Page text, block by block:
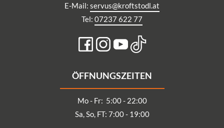
E-Mail: servus@kroftstodl.at
Tel: 07237 622 77
ÖFFNUNGSZEITEN
Mo - Fr: 5:00 - 22:00
Sa, So, FT: 7:00 - 19:00